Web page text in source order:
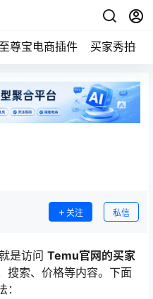
至尊宝电商插件 买家秀拍摄
关注 私信
是访问 Temu官网的买家
搜索、价格等内容。下面